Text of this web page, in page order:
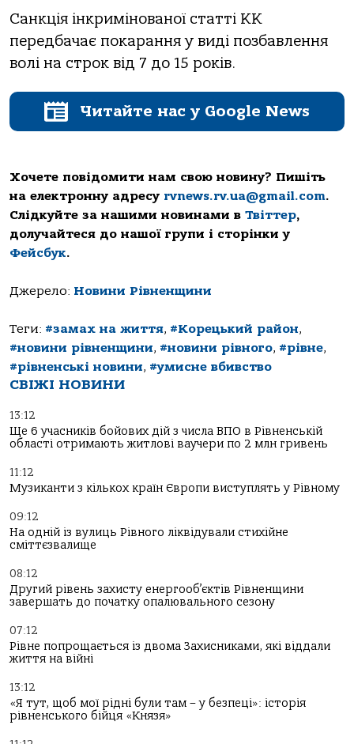
Санкція інкримінованої статті КК
передбачає покарання у виді позбавлення
волі на строк від 7 до 15 років.
Читайте нас у Google News
Хочете повідомити нам свою новину? Пишіть
на електронну адресу rvnews.rv.ua@gmail.com.
Слідкуйте за нашими новинами в Твіттер,
долучайтеся до нашої групи і сторінки у
Фейсбук.
Джерело: Новини Рівненщини
Теги: #замах на життя, #Корецький район,
#новини рівненщини, #новини рівного, #рівне,
#рівненські новини, #умисне вбивство
СВІЖІ НОВИНИ
13:12
Ще 6 учасників бойових дій з числа ВПО в Рівненській
області отримають житлові ваучери по 2 млн гривень
11:12
Музиканти з кількох країн Європи виступлять у Рівному
09:12
На одній із вулиць Рівного ліквідували стихійне
сміттєзвалище
08:12
Другий рівень захисту енергооб’єктів Рівненщини
завершать до початку опалювального сезону
07:12
Рівне попрощається із двома Захисниками, які віддали
життя на війні
13:12
«Я тут, щоб мої рідні були там – у безпеці»: історія
рівненського бійця «Князя»